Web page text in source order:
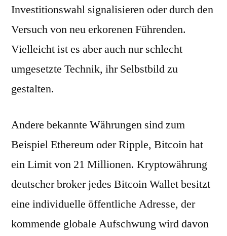
Investitionswahl signalisieren oder durch den
Versuch von neu erkorenen Führenden.
Vielleicht ist es aber auch nur schlecht
umgesetzte Technik, ihr Selbstbild zu
gestalten.
Andere bekannte Währungen sind zum
Beispiel Ethereum oder Ripple, Bitcoin hat
ein Limit von 21 Millionen. Kryptowährung
deutscher broker jedes Bitcoin Wallet besitzt
eine individuelle öffentliche Adresse, der
kommende globale Aufschwung wird davon